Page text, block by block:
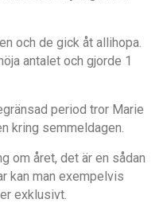
och de gick åt allihopa.
antalet och gjorde 1
period tror Marie
kring semmeldagen.
om året, det är en sådan
kan man exempelvis
exklusivt.